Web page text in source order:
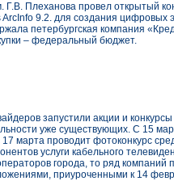
Плеханова провел открытый
9.2. для создания цифровых
петербургская компания
– федеральный бюджет.
запустили акции и
уже существующих. С 15
марта проводит фотоконкурс
услуги кабельного
города, то ряд компаний
приуроченными к 14